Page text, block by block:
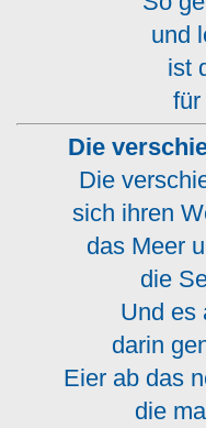
und
ist
für
Die
Die
sich ihren
das Meer
die
Und es
darin
Eier ab das
die